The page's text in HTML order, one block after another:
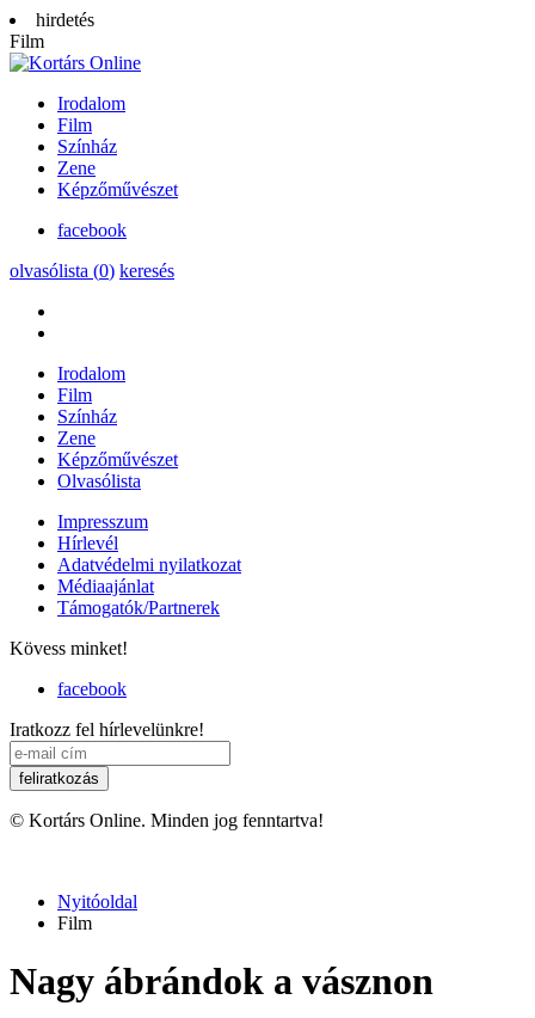
hirdetés
Film
Irodalom
Film
Színház
Zene
Képzőművészet
facebook
olvasólista (0) keresés
Irodalom
Film
Színház
Zene
Képzőművészet
Olvasólista
Impresszum
Hírlevél
Adatvédelmi nyilatkozat
Médiaajánlat
Támogatók/Partnerek
Kövess minket!
facebook
Iratkozz fel hírlevelünkre!
© Kortárs Online. Minden jog fenntartva!
Nyitóoldal
Film
Nagy ábrándok a vásznon